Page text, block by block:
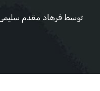
توسط فرهاد مقدم